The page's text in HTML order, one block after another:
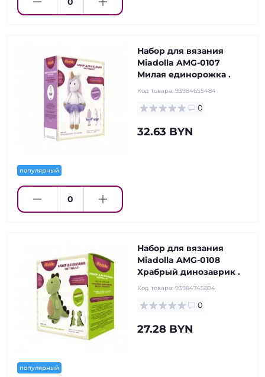
популярный
Набор для вязания
Miadolla AMG-0107
Милая единорожка .
Код товара: 93984655484
0
32.63 BYN
популярный
Набор для вязания
Miadolla AMG-0108
Храбрый динозаврик .
Код товара: 93984745894
0
27.28 BYN